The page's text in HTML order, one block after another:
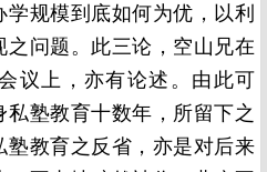
规模到底如何为优，以利
问题。此三论，空山兄在
议上，亦有论述。由此可
塾教育十数年，所留下之
塾教育之反省，亦是对后来